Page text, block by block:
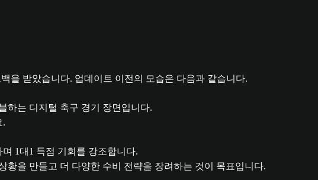
을 받았습니다. 업데이트 이전의 모습은 다음과 같습니다.
.
을 만들고 더 다양한 수비 전략을 장려하는 것이 목표입니다.